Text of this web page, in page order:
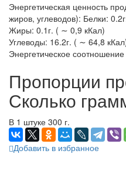
Энергетическая ценность
жиров, углеводов): Белки:
Жиры: 0.1г. ( ∼ 0,9 кКал)
Углеводы: 16.2г. ( ∼ 64,8
Энергетическое
Пропорции
Сколько
В 1 штуке 300 г.
Добавить в избранное